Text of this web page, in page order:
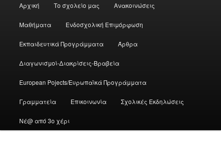
Αρχική Το σχολείο μας Ανακοινώσεις
Μαθήματα Ενδοσχολική Επιμόρφωση
Εκπαιδευτικά Προγράμματα Άρθρα
Διαγωνισμοί-Διακρίσεις-Βραβεία
European Pojects/Ευρωπαϊκά Προγράμματα
Γραμματεία Επικοινωνία Σχολικές Εκδηλώσεις
Νέ@ από 3ο χέρι